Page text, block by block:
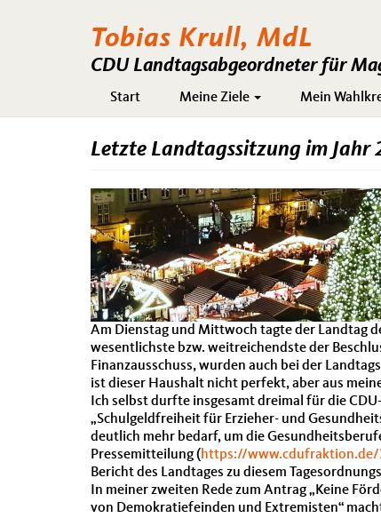
Tobias Krull, MdL
CDU Landtagsabgeordneter für
Hauptnavigation
Start Meine Ziele Mein
Letzte Landtagssitzung im Jahr
Am Dienstag und Mittwoch tagte der Landtag
wesentlichste bzw. weitreichendste der
Finanzausschuss, wurden auch bei der
ist dieser Haushalt nicht perfekt, aber aus
Ich selbst durfte insgesamt dreimal für die
„Schulgeldfreiheit für Erzieher- und
deutlich mehr bedarf, um die
Pressemitteilung (https://www.cdufraktion.de/
Bericht des Landtages zu diesem
In meiner zweiten Rede zum Antrag „Keine
von Demokratiefeinden und Extremisten“